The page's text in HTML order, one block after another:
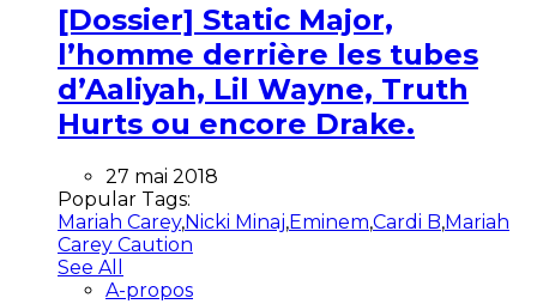
[Dossier] Static Major,
l’homme derrière les tubes
d’Aaliyah, Lil Wayne, Truth
Hurts ou encore Drake.
27 mai 2018
Popular Tags:
Mariah Carey,Nicki Minaj,Eminem,Cardi B,Mariah
Carey Caution
See All
A-propos